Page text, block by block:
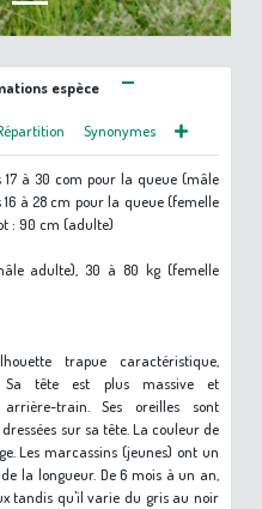
espèce
Synonymes
17 à 30 com pour la queue (mâle
16 à 28 cm pour la queue (femelle
: 90 cm (adulte)
adulte), 30 à 80 kg (femelle
trapue caractéristique,
Sa tête est plus massive et
train. Ses oreilles sont
sur sa tête. La couleur de
Les marcassins (jeunes) ont un
la longueur. De 6 mois à un an,
tandis qu'il varie du gris au noir